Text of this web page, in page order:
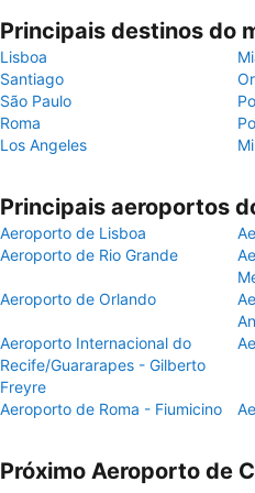
Principais destinos do
Lisboa
Santiago
São Paulo
Roma
Los Angeles
Principais aeroportos
Aeroporto de Lisboa
Aeroporto de Rio Grande
Aeroporto de Orlando
Aeroporto Internacional do
Recife/Guararapes - Gilberto
Freyre
Aeroporto de Roma - Fiumicino
Próximo Aeroporto de